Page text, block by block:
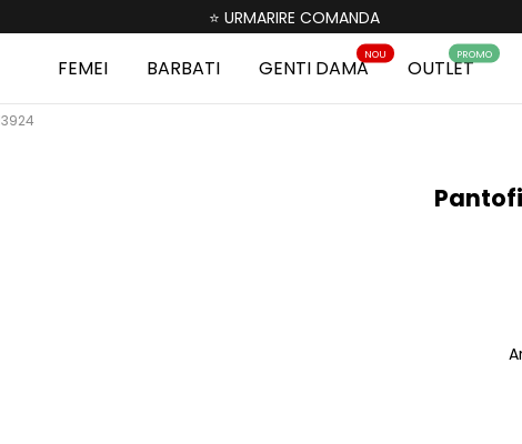
⭐ URMARIRE COMANDA
FEMEI BARBATI GENTI DAMA
NOU
OUTLET
PROMO